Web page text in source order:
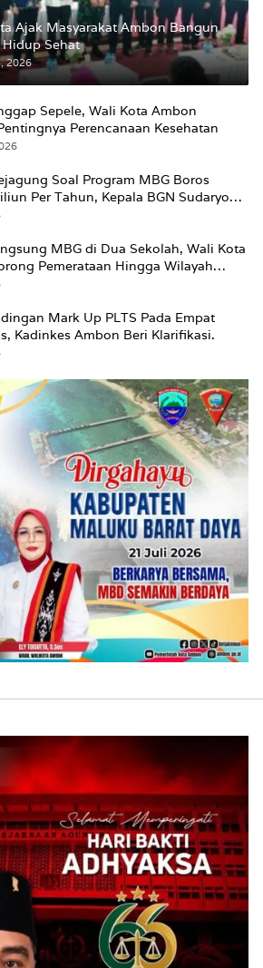
Ajak Masyarakat Ambon Bangun
Hidup Sehat
2026
Sepele, Wali Kota Ambon
Perencanaan Kesehatan
Soal Program MBG Boros
Per Tahun, Kepala BGN Sudaryono
MBG di Dua Sekolah, Wali Kota
Pemerataan Hingga Wilayah
Mark Up PLTS Pada Empat
Kadinkes Ambon Beri Klarifikasi.